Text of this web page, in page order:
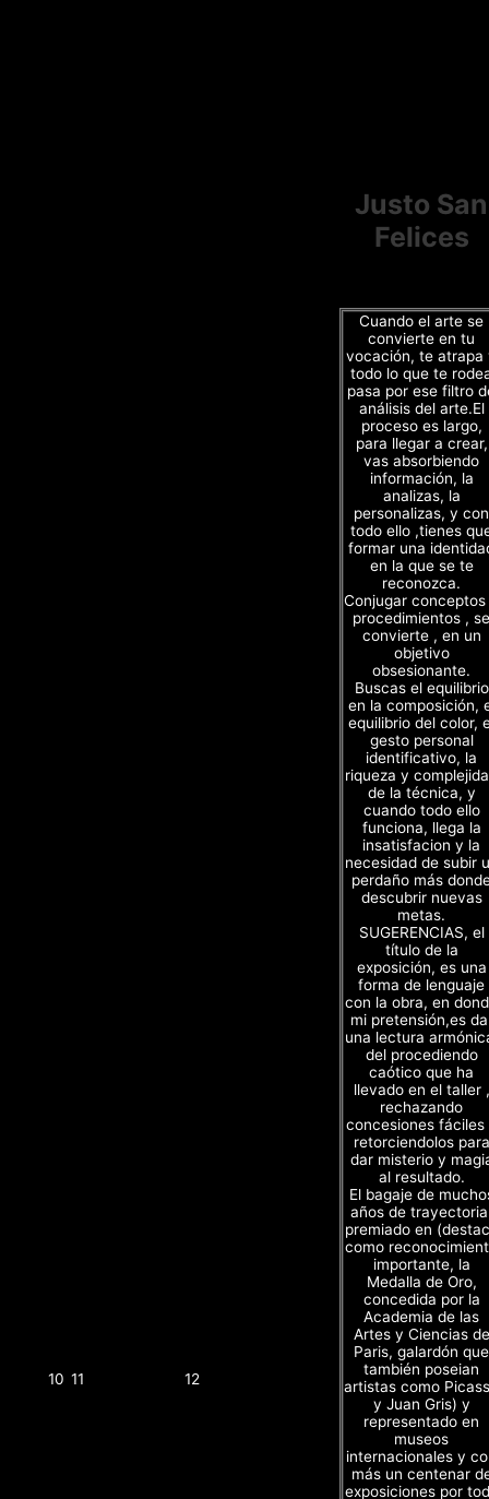
10 11 12
Justo San
Felices
Cuando el arte se
convierte en tu
vocación, te atrapa
todo lo que te
pasa por ese filtro
análisis del arte.El
proceso es largo,
para llegar a crear,
vas absorbiendo
información, la
analizas, la
personalizas, y con
todo ello ,tienes
formar una
en la que se te
reconozca.
Conjugar
procedimientos , se
convierte , en un
objetivo
obsesionante.
Buscas el equilibrio
en la composición,
equilibrio del color,
gesto personal
identificativo, la
riqueza y
de la técnica, y
cuando todo ello
funciona, llega la
insatisfacion y la
necesidad de subir
perdaño más
descubrir nuevas
metas.
SUGERENCIAS, el
título de la
exposición, es una
forma de lenguaje
con la obra, en
mi pretensión,es
una lectura
del procediendo
caótico que ha
llevado en el taller ,
rechazando
concesiones fáciles
retorciendolos para
dar misterio y
al resultado.
El bagaje de
años de
premiado en
como
importante, la
Medalla de Oro,
concedida por la
Academia de las
Artes y Ciencias de
Paris, galardón que
también poseian
artistas como
y Juan Gris) y
representado en
museos
internacionales y
más un centenar
exposiciones por